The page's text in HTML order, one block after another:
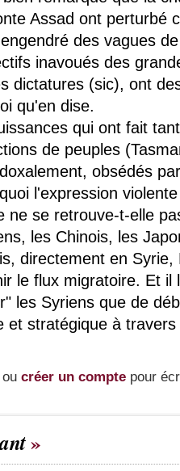
Assad ont perturbé
des vagues
inavoués des
dictatures (sic), ont
qu'en dise.
qui ont fait
de peuples
obsédés
l'expression
ne se retrouve-t-elle
les Chinois, les
directement en Syrie,
le flux migratoire. Et il
les Syriens que de
et stratégique à
ou créer un compte pour